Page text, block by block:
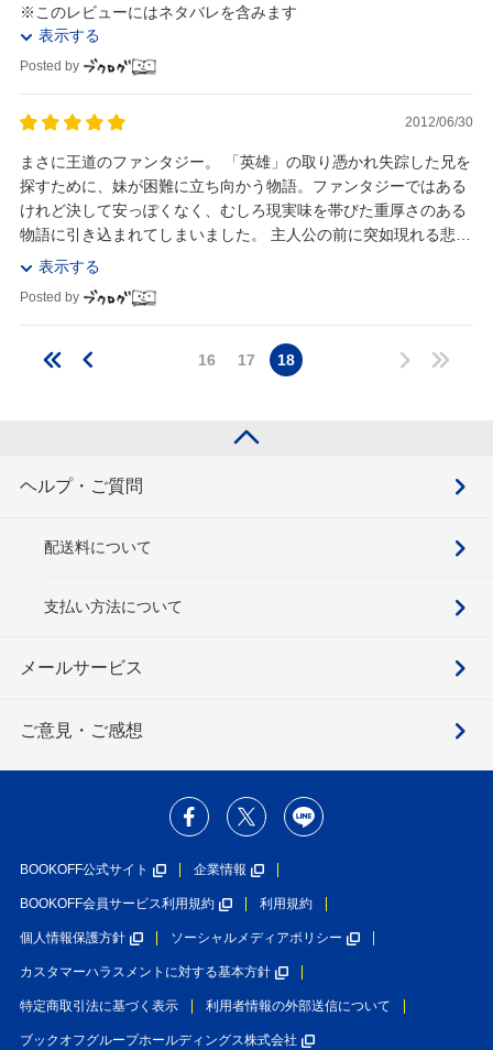
※このレビューにはネタバレを含みます
表示する
Posted by
2012/06/30
まさに王道のファンタジー。 「英雄」の取り憑かれ失踪した兄を
探すために、妹が困難に立ち向かう物語。ファンタジーではある
けれど決して安っぽくなく、むしろ現実味を帯びた重厚さのある
物語に引き込まれてしまいました。 主人公の前に突如現れる悲し
い現実。そして、それに負ける事無く立ち向...
表示する
Posted by
16 17 18
ヘルプ・ご質問
配送料について
支払い方法について
メールサービス
ご意見・ご感想
BOOKOFF公式サイト 企業情報
BOOKOFF会員サービス利用規約 利用規約
個人情報保護方針 ソーシャルメディアポリシー
カスタマーハラスメントに対する基本方針
特定商取引法に基づく表示 利用者情報の外部送信について
ブックオフグループホールディングス株式会社